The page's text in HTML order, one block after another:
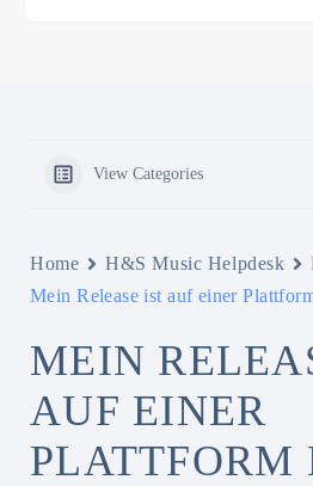
View Categories
Home H&S Music Helpdesk
Mein Release ist auf einer
MEIN
AUF EINER
PLATTFORM